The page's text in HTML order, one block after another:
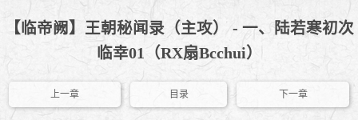
【临帝阙】王朝秘闻录（主攻） - 一、陆若寒初次
临幸01（RX扇Bcchui）
上一章 目录 下一章